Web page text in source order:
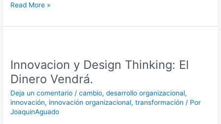
Read More »
Innovacion y Design Thinking: El
Dinero Vendrá.
Deja un comentario /cambio,desarrollo organizacional,
innovación, innovación organizacional,transformación / Por
JoaquinAguado
Design
Thinking:
El
Dinero
Vendrá.